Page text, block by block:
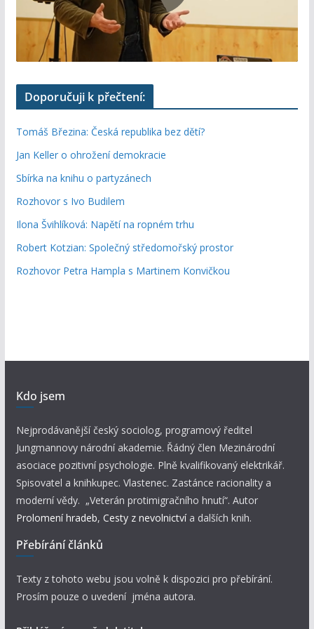
Doporučuji k přečtení:
Tomáš Březina: Česká republika bez dětí?
Jan Keller o ohrožení demokracie
Sbírka na knihu o partyzánech
Rozhovor s Ivo Budilem
Ilona Švihlíková: Napětí na ropném trhu
Robert Kotzian: Společný středomořský prostor
Rozhovor Petra Hampla s Martinem Konvičkou
Kdo jsem
Nejprodávanější český sociolog, programový ředitel
Jungmannovy národní akademie. Řádný člen Mezinárodní
asociace pozitivní psychologie. Plně kvalifikovaný elektrikář.
Spisovatel a knihkupec. Vlastenec. Zastánce racionality a
moderní vědy. „Veterán protimigračního hnutí“. Autor
Prolomení hradeb, Cesty z nevolnictví a dalších knih.
Přebírání článků
Texty z tohoto webu jsou volně k dispozici pro přebírání.
Prosím pouze o uvedení jména autora.